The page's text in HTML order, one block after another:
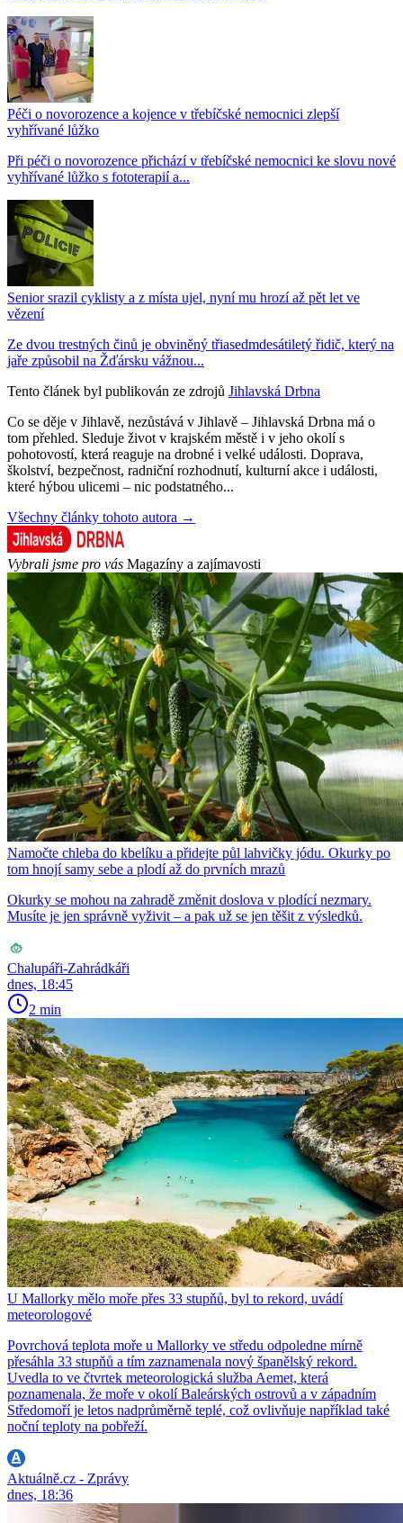
Péči o novorozence a kojence v třebíčské nemocnici zlepší
vyhřívané lůžko
Při péči o novorozence přichází v třebíčské nemocnici ke slovu nové
vyhřívané lůžko s fototerapií a...
Senior srazil cyklisty a z místa ujel, nyní mu hrozí až pět let ve
vězení
Ze dvou trestných činů je obviněný třiasedmdesátiletý řidič, který na
jaře způsobil na Žďársku vážnou...
Tento článek byl publikován ze zdrojů Jihlavská Drbna
Co se děje v Jihlavě, nezůstává v Jihlavě – Jihlavská Drbna má o
tom přehled. Sleduje život v krajském městě i v jeho okolí s
pohotovostí, která reaguje na drobné i velké události. Doprava,
školství, bezpečnost, radniční rozhodnutí, kulturní akce i události,
které hýbou ulicemi – nic podstatného...
Všechny články tohoto autora →
Vybrali jsme pro vás Magazíny a zajímavosti
Namočte chleba do kbelíku a přidejte půl lahvičky jódu. Okurky po
tom hnojí samy sebe a plodí až do prvních mrazů
Okurky se mohou na zahradě změnit doslova v plodící nezmary.
Musíte je jen správně vyživit – a pak už se jen těšit z výsledků.
Chalupáři-Zahrádkáři
dnes, 18:45
2 min
U Mallorky mělo moře přes 33 stupňů, byl to rekord, uvádí
meteorologové
Povrchová teplota moře u Mallorky ve středu odpoledne mírně
přesáhla 33 stupňů a tím zaznamenala nový španělský rekord.
Uvedla to ve čtvrtek meteorologická služba Aemet, která
poznamenala, že moře v okolí Baleárských ostrovů a v západním
Středomoří je letos nadprůměrně teplé, což ovlivňuje například také
noční teploty na pobřeží.
Aktuálně.cz - Zprávy
dnes, 18:36